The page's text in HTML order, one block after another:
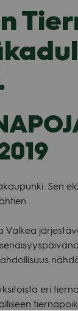
Sen
Val­kea
eri